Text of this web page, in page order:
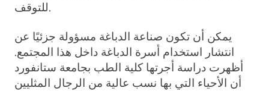
للتوقف.
يمكن أن تكون صناعة الدباغة مسؤولة جزئيًا عن
انتشار استخدام أسرة الدباغة داخل هذا المجتمع.
أظهرت دراسة أجرتها كلية الطب بجامعة ستانفورد
أن الأحياء التي بها نسب عالية من الرجال المثليين